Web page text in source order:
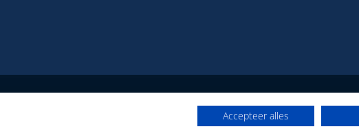
Het platform voor LHBTIQ+ in de sport
Accepteer alles